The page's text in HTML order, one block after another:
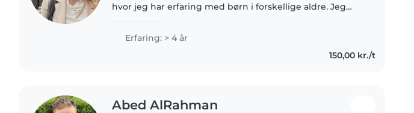
hvor jeg har erfaring med børn i forskellige aldre. Jeg
leg, putning,..
Erfaring: > 4 år
150,00 kr./t
Abed AlRahman